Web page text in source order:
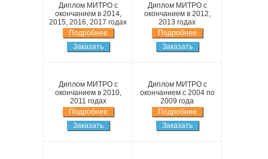
Диплом МИТРО с
окончанием в 2014,
2015, 2016, 2017 годах
Подробнее
Заказать
Диплом МИТРО с
окончанием в 2012,
2013 годах
Подробнее
Заказать
Диплом МИТРО с
окончанием в 2010,
2011 годах
Подробнее
Заказать
Диплом МИТРО с
окончанием с 2004 по
2009 года
Подробнее
Заказать